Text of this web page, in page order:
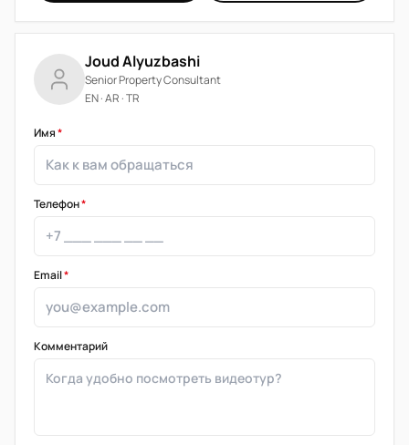
Joud Alyuzbashi
Senior Property Consultant
EN · AR · TR
Имя*
Телефон*
Email*
Комментарий